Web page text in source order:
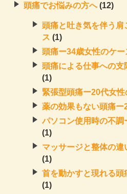
頭痛でお悩みの方へ(12)
頭痛と吐き気を伴う
ス (1)
頭痛ー34歳女性のケー
頭痛による仕事への支
(1)
緊張型頭痛ー20代女性
薬の効果もない頭痛ー
パソコン使用時の不調
(1)
マッサージと整体の
(1)
首を動かすと現れる頭
(1)